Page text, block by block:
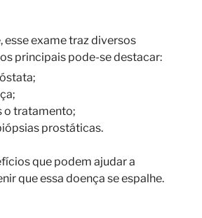
exame traz diversos
principais pode-se destacar:
o tratamento;
prostáticas.
que podem ajudar a
que essa doença se espalhe.